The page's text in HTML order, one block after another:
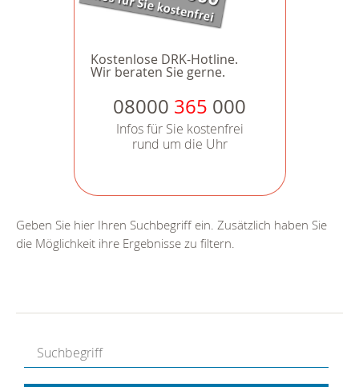
Kostenlose DRK-Hotline.
Wir beraten Sie gerne.
08000 365 000
Infos für Sie kostenfrei
rund um die Uhr
Geben Sie hier Ihren Suchbegriff ein. Zusätzlich haben Sie
die Möglichkeit ihre Ergebnisse zu filtern.